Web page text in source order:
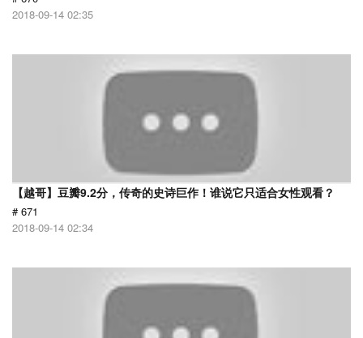
2018-09-14 02:35
【越哥】豆瓣9.2分，传奇的史诗巨作！谁说它只适合女性观看？
# 671
2018-09-14 02:34